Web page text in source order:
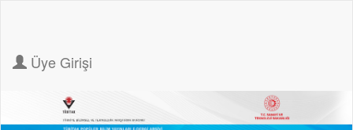
Üye Girişi